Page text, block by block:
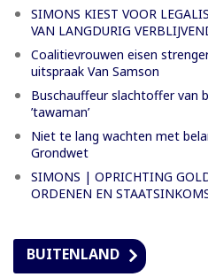
SIMONS KIEST VOOR
VAN LANGDURIG
Coalitievrouwen eisen
uitspraak Van Samson
Buschauffeur slachtoffer van
’tawaman’
Niet te lang wachten met
Grondwet
SIMONS | OPRICHTING
ORDENEN EN
BUITENLAND